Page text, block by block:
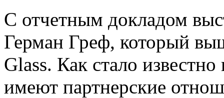
С отчетным докладом
Герман Греф, который
Glass. Как стало
имеют партнерские